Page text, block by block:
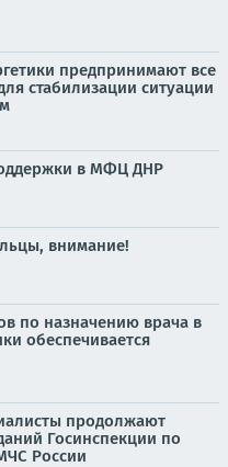
предпринимают все
стабилизации ситуации
в МФЦ ДНР
внимание!
по назначению врача в
обеспечивается
продолжают
Госинспекции по
России